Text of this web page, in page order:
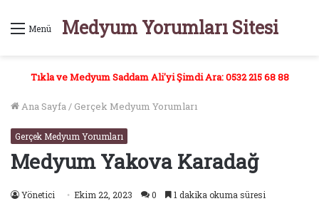
Menü Medyum Yorumları Sitesi
Tıkla ve Medyum Saddam Ali'yi Şimdi Ara: 0532 215 68 88
Ana Sayfa/ Gerçek Medyum Yorumları
Gerçek Medyum Yorumları
Medyum Yakova Karadağ
Yönetici Ekim 22, 2023 0 1 dakika okuma süresi